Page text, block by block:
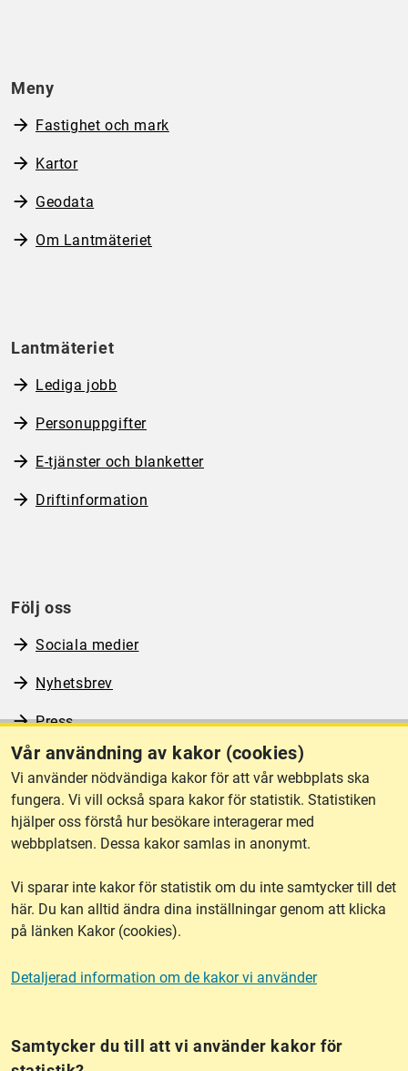
Vår användning av kakor (cookies)
Vi använder nödvändiga kakor för att vår webbplats ska
fungera. Vi vill också spara kakor för statistik. Statistiken
hjälper oss förstå hur besökare interagerar med
webbplatsen. Dessa kakor samlas in anonymt.
Vi sparar inte kakor för statistik om du inte samtycker till det
här. Du kan alltid ändra dina inställningar genom att klicka
på länken Kakor (cookies).
Detaljerad information om de kakor vi använder
Samtycker du till att vi använder kakor för
Meny
Fastighet och mark
Kartor
Geodata
Om Lantmäteriet
Lantmäteriet
Lediga jobb
Personuppgifter
E-tjänster och blanketter
Driftinformation
Följ oss
Sociala medier
Nyhetsbrev
Press
RSS
Om webbplatsen
Tillgänglighet
Other languages
Kakor (cookies)